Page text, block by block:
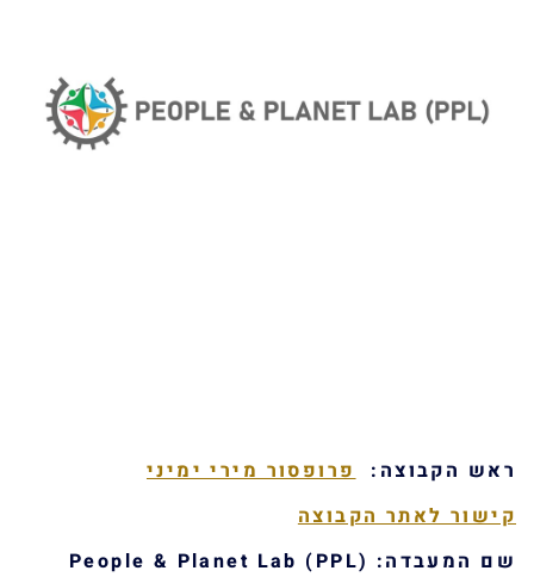
ראש הקבוצה :
פרופסור מירי ימיני
קישור לאתר הקבוצה
שם המעבדה: People & Planet Lab (PPL)